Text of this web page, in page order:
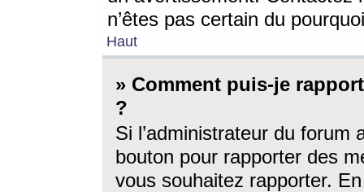
n’êtes pas certain du
Haut
» Comment puis-je
?
Si l’administrateur du forum
bouton pour rapporter des
vous souhaitez rapporter.